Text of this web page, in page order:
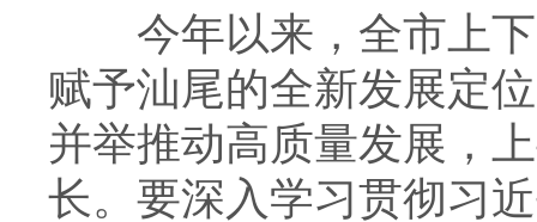
今年以来，全市上下
赋予汕尾的全新发展定
并举推动高质量发展，
长。要深入学习贯彻习